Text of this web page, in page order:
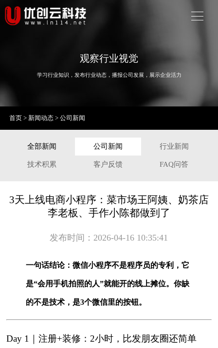
观察行业视觉
学习行业知识，发布行业动态，播报公司发展，展示企业活力
首页 > 新闻动态 >公司新闻
全部新闻 公司新闻 行业新闻
技术积累 客户反馈 FAQ问答
3天上线电商小程序：菜市场王阿姨、奶茶店
李老板、手作小陈都做到了
发布时间：2026-04-16 10:35:41
一句话结论：微信小程序不是程序员的专利，它
是“会用手机拍照的人”就能开的线上摊位。你缺
的不是技术，是3个微信里的按钮。
Day 1｜注册+装修：2小时，比发朋友圈还简单